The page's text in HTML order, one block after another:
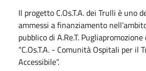
Il progetto C.Os.T.A. dei Trulli è uno
ammessi a finanziamento
pubblico di A.Re.T.
“C.Os.T.A. - Comunità Ospitali per il
Accessibile”.